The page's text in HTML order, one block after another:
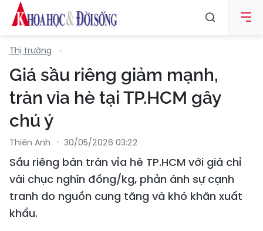
Thị trường
Giá sầu riêng giảm mạnh,
tràn vỉa hè tại TP.HCM gây
chú ý
Thiên Anh 30/05/2026 03:22
Sầu riêng bán tràn vỉa hè TP.HCM với giá chỉ
vài chục nghìn đồng/kg, phản ánh sự cạnh
tranh do nguồn cung tăng và khó khăn xuất
khẩu.